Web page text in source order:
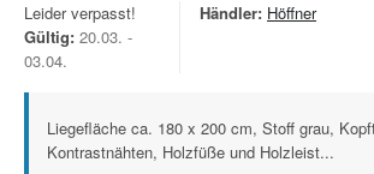
Leider verpasst!
Gültig: 20.03. -
03.04.
Händler: Höffner
Liegefläche ca. 180 x 200 cm, Stoff grau,
Kontrastnähten, Holzfüße und Holzleist...